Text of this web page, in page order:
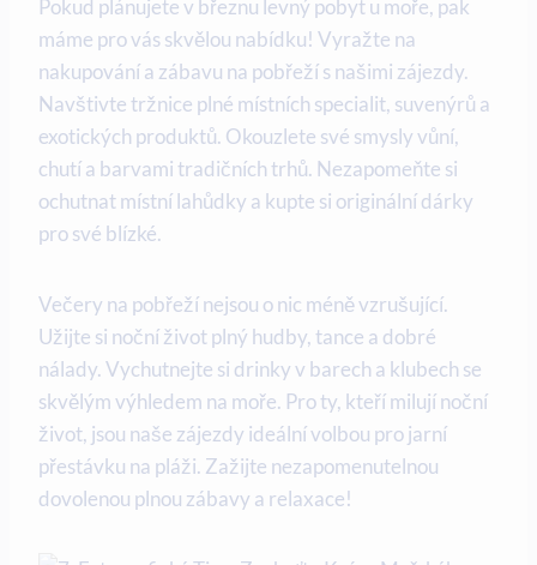
Pokud plánujete v březnu‍ levný‍ pobyt ⁤u moře, pak
máme pro vás skvělou ​nabídku! Vyražte na
‍nakupování ​a zábavu na pobřeží s našimi zájezdy.
Navštivte tržnice‌ plné místních ⁤specialit, suvenýrů a
exotických produktů. Okouzlete své smysly vůní,
⁤chutí a barvami tradičních trhů. Nezapomeňte si
ochutnat​ místní⁣ lahůdky a kupte si originální dárky
pro své blízké.
Večery na‌ pobřeží nejsou o nic ⁢méně vzrušující.
⁣Užijte si noční život plný‍ hudby,‌ tance ⁣a dobré‌
nálady. ‍Vychutnejte si‍ drinky v barech a klubech se
skvělým výhledem‌ na moře. Pro ty, kteří milují‌ noční
život, jsou​ naše zájezdy ideální volbou pro jarní⁢
přestávku‍ na pláži.⁤ Zažijte nezapomenutelnou
dovolenou plnou zábavy a relaxace!